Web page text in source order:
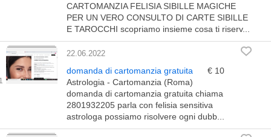
CARTOMANZIA FELISIA SIBILLE MAGICHE
PER UN VERO CONSULTO DI CARTE SIBILLE
E TAROCCHI scopriamo insieme cosa ti riserv...
22.06.2022
domanda di cartomanzia gratuita
€ 10
Astrologia - Cartomanzia (Roma)
domanda di cartomanzia gratuita chiama
2801932205 parla con felisia sensitiva
astrologa possiamo risolvere ogni dubb...